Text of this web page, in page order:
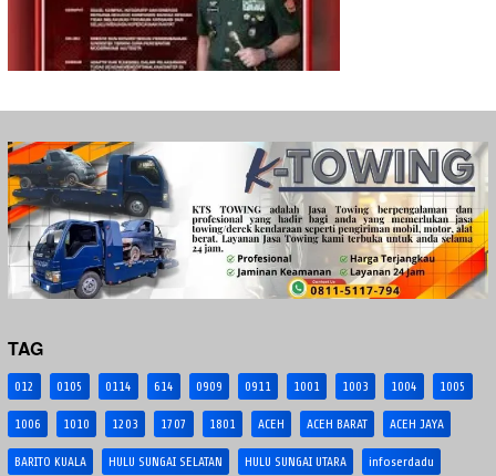
TAG
012 0105 0114 614 0909 0911 1001 1003 1004 1005
1006 1010 1203 1707 1801 ACEH ACEH BARAT ACEH JAYA
BARITO KUALA HULU SUNGAI SELATAN HULU SUNGAI UTARA infoserdadu